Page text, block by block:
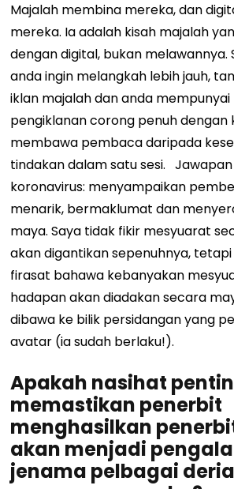
Majalah membina mereka, dan
mereka. Ia adalah kisah majalah
dengan digital, bukan melawannya.
anda ingin melangkah lebih jauh,
iklan majalah dan anda
pengiklanan corong penuh dengan
membawa pembaca daripada
tindakan dalam satu sesi.
koronavirus: menyampaikan
menarik, bermaklumat dan
maya. Saya tidak fikir mesyuarat
akan digantikan sepenuhnya,
firasat bahawa kebanyakan
hadapan akan diadakan secara
dibawa ke bilik persidangan yang
avatar (ia sudah berlaku!).
Apakah nasihat
memastikan penerbit
menghasilkan
akan menjadi
jenama pelbagai